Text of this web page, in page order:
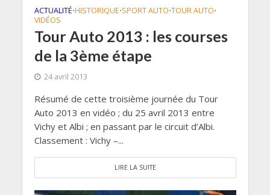
ACTUALITÉ•HISTORIQUE•SPORT AUTO•TOUR AUTO•
VIDÉOS
Tour Auto 2013 : les courses
de la 3ème étape
24 avril 2013
Résumé de cette troisième journée du Tour
Auto 2013 en vidéo ; du 25 avril 2013 entre
Vichy et Albi ; en passant par le circuit d’Albi.
Classement : Vichy –...
LIRE LA SUITE